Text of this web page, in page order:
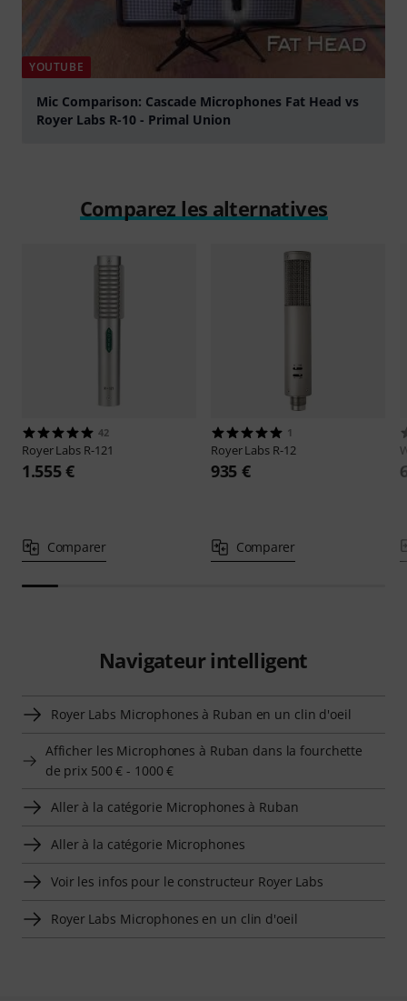
YOUTUBE
Mic Comparison: Cascade Microphones Fat Head vs
Royer Labs R-10 - Primal Union
Comparez les alternatives
42
Royer Labs R-121
1.555 €
Comparer
1
Royer Labs R-12
935 €
Comparer
Navigateur intelligent
Royer Labs Microphones à Ruban en un clin d'oeil
Afficher les Microphones à Ruban dans la fourchette
de prix 500 € - 1000 €
Aller à la catégorie Microphones à Ruban
Aller à la catégorie Microphones
Voir les infos pour le constructeur Royer Labs
Royer Labs Microphones en un clin d'oeil